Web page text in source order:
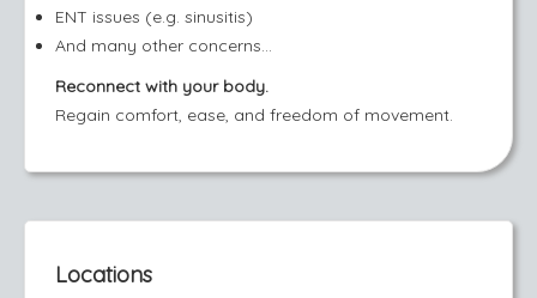
ENT issues (e.g. sinusitis)
And many other concerns...
Reconnect with your body.
Regain comfort, ease, and freedom of movement.
Locations